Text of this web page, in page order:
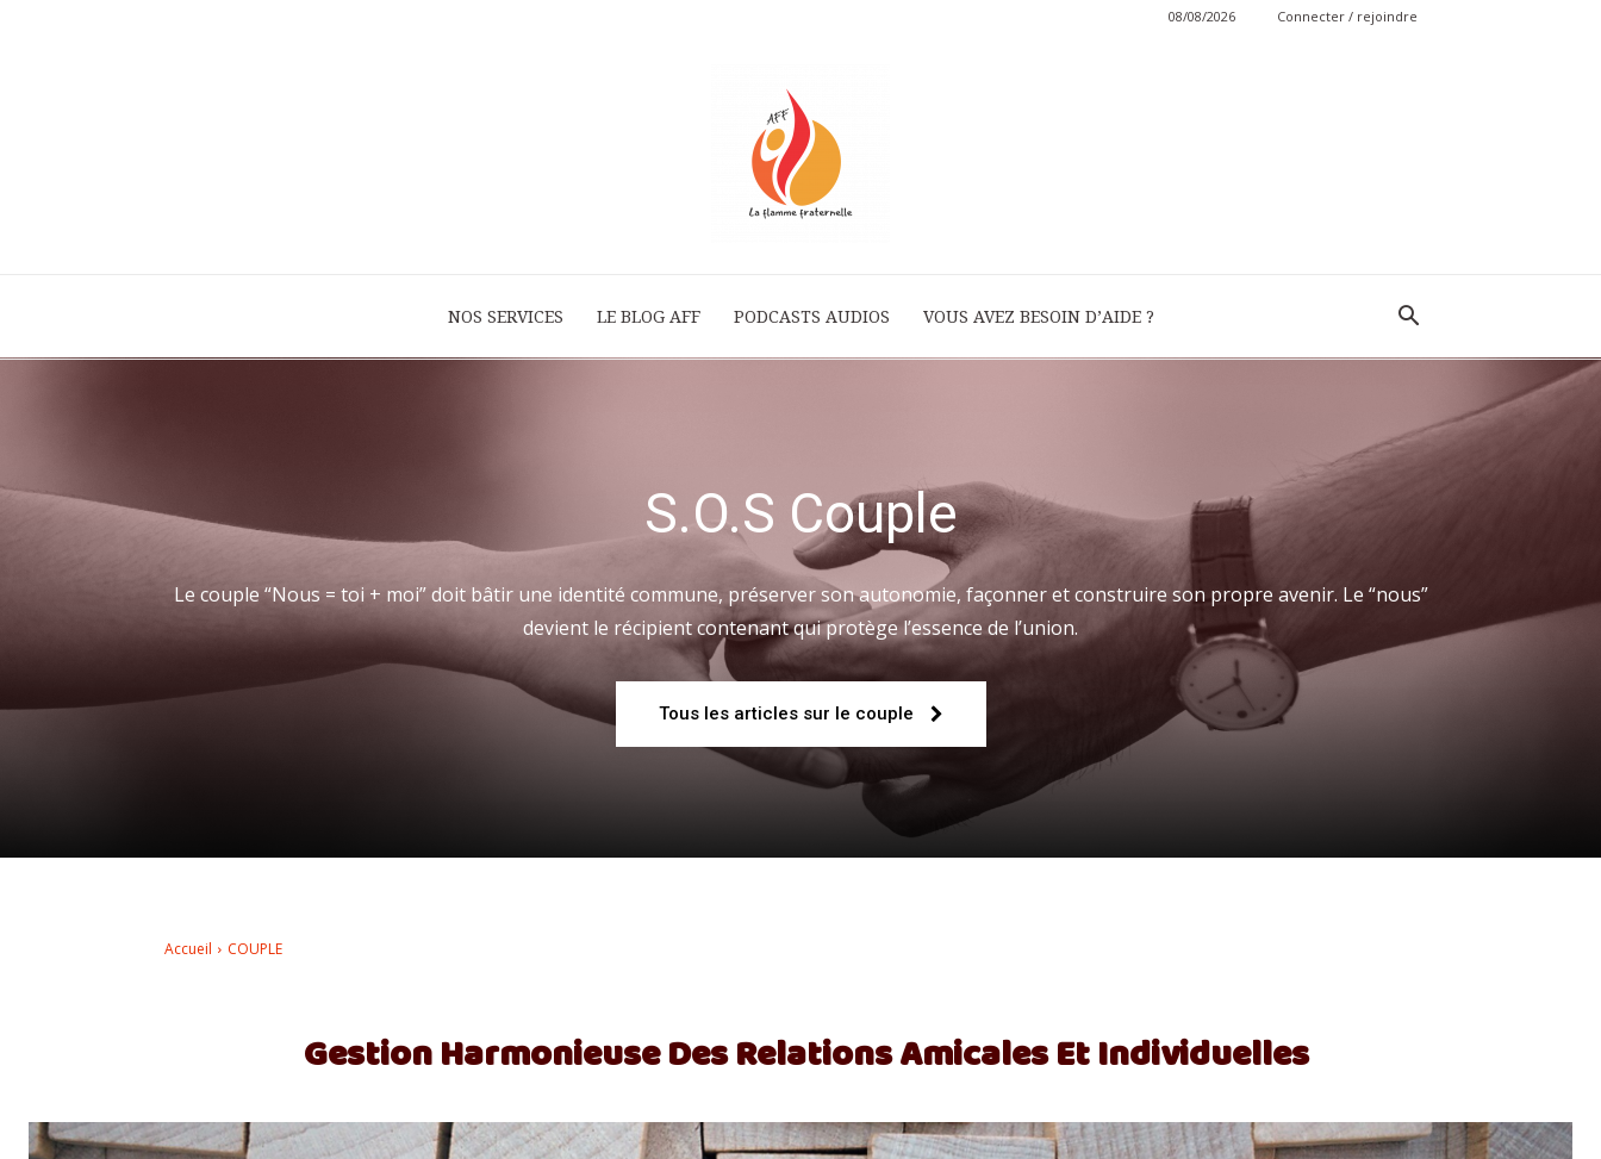
08/08/2026 Connecter / rejoindre
La
Fraternelle
–
NOS SERVICES LE BLOG AFF PODCASTS AUDIOS VOUS AVEZ BESOIN D’AIDE ?
S.O.S Couple
Le couple “Nous = toi + moi” doit bâtir une identité commune, préserver son autonomie, façonner et construire son propre avenir. Le “nous”
devient le récipient contenant qui protège l’essence de l’union.
Tous les articles sur le couple
Accueil COUPLE
Gestion Harmonieuse Des Relations Amicales Et Individuelles